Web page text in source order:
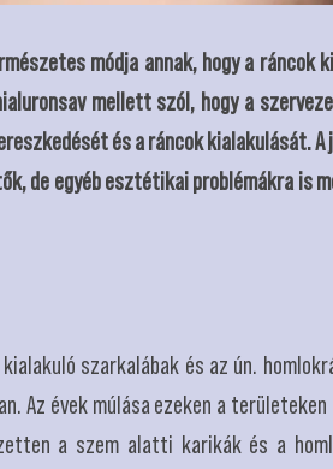
módja annak, hogy a ráncok
mellett szól, hogy a
és a ráncok kialakulását.
de egyéb esztétikai problémákra is
szarkalábak és az ún.
Az évek múlása ezeken a
a szem alatti karikák és a